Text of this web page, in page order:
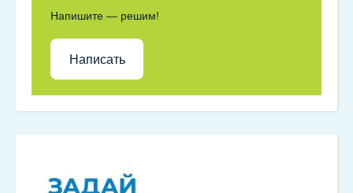
Напишите — решим!
Написать